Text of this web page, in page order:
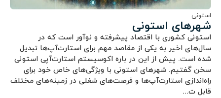
استونی
شهرهای استونی
استونی کشوری با اقتصاد پیشرفته و نوآور است که در
سال‌های اخیر به یکی از مقاصد مهم برای استارت‌آپ‌ها تبدیل
شده است. پیش از این در باره اکوسیستم استارت‌آپی استونی
سخن گفتیم. شهرهای استونی با ویژگی‌های خاص خود برای
راه‌اندازی استارت‌آپ‌ها و فرصت‌های شغلی در زمینه‌های مختلف
قابل ت...